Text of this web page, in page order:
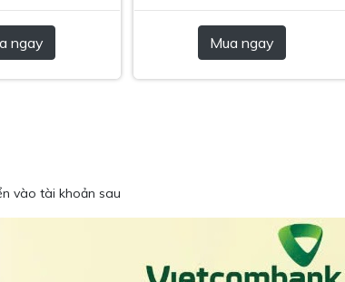
ngay Mua ngay
vào tài khoản sau